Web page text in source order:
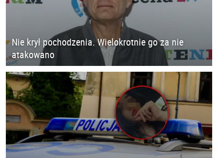
Nie krył pochodzenia. Wielokrotnie go za nie
atakowano